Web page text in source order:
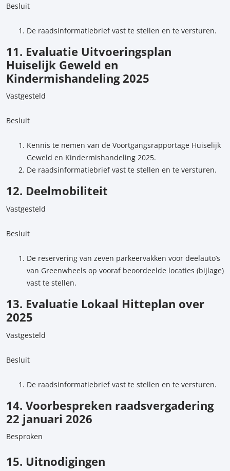
Besluit
De raadsinformatiebrief vast te stellen en te versturen.
11. Evaluatie Uitvoeringsplan
Huiselijk Geweld en
Kindermishandeling 2025
Vastgesteld
Besluit
Kennis te nemen van de Voortgangsrapportage Huiselijk
Geweld en Kindermishandeling 2025.
De raadsinformatiebrief vast te stellen en te versturen.
12. Deelmobiliteit
Vastgesteld
Besluit
De reservering van zeven parkeervakken voor deelauto’s
van Greenwheels op vooraf beoordeelde locaties (bijlage)
vast te stellen.
13. Evaluatie Lokaal Hitteplan over
2025
Vastgesteld
Besluit
De raadsinformatiebrief vast te stellen en te versturen.
14. Voorbespreken raadsvergadering
22 januari 2026
Besproken
15. Uitnodigingen